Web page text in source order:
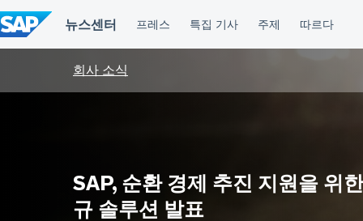
텐
츠
건
회사 소식
SAP, 순환 경제 추진 지원을 위
규 솔루션 발표